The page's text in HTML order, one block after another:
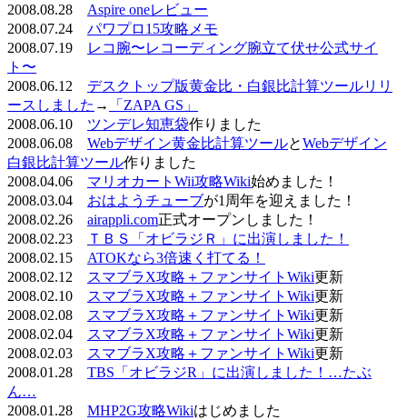
2008.08.28 Aspire oneレビュー
2008.07.24 パワプロ15攻略メモ
2008.07.19
レコ腕〜レコーディング腕立て伏せ公式サイ
ト〜
2008.06.12 デスクトップ版黄金比・白銀比計算ツールリリ
ースしました →
「ZAPA GS」
2008.06.10 ツンデレ知恵袋作りました
2008.06.08 Webデザイン黄金比計算ツールとWebデザイン
白銀比計算ツール作りました
2008.04.06 マリオカートWii攻略Wiki始めました！
2008.03.04 おはようチューブが1周年を迎えました！
2008.02.26 airappli.com正式オープンしました！
2008.02.23
ＴＢＳ「オビラジＲ」に出演しました！
2008.02.15 ATOKなら3倍速く打てる！
2008.02.12
スマブラX攻略＋ファンサイトWiki更新
2008.02.10
スマブラX攻略＋ファンサイトWiki更新
2008.02.08
スマブラX攻略＋ファンサイトWiki更新
2008.02.04
スマブラX攻略＋ファンサイトWiki更新
2008.02.03
スマブラX攻略＋ファンサイトWiki更新
2008.01.28 TBS「オビラジR」に出演しました！…たぶ
ん…
2008.01.28 MHP2G攻略Wikiはじめました